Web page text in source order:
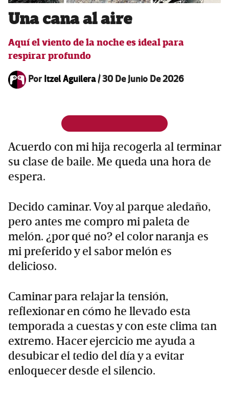
Una cana al aire
Aquí el viento de la noche es ideal para
respirar profundo
PorItzel Aguilera/30 De Junio De 2026
Acuerdo con mi hija recogerla al terminar
su clase de baile. Me queda una hora de
espera.
Decido caminar. Voy al parque aledaño,
pero antes me compro mi paleta de
melón. ¿por qué no? el color naranja es
mi preferido y el sabor melón es
delicioso.
Caminar para relajar la tensión,
reflexionar en cómo he llevado esta
temporada a cuestas y con este clima tan
extremo. Hacer ejercicio me ayuda a
desubicar el tedio del día y a evitar
enloquecer desde el silencio.